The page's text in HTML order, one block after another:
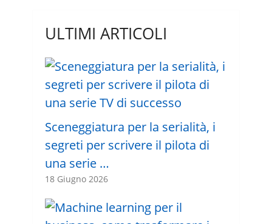
ULTIMI ARTICOLI
Sceneggiatura per la serialità, i
segreti per scrivere il pilota di
una serie …
18 Giugno 2026